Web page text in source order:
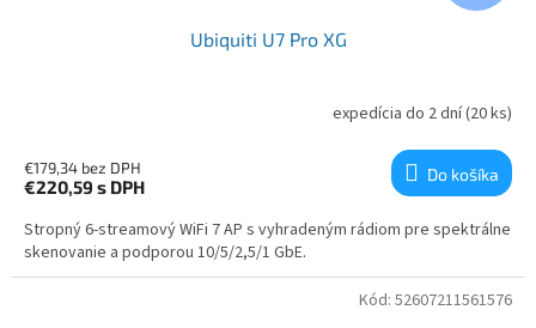
Ubiquiti U7 Pro XG
expedícia do 2 dní(20 ks)
€179,34 bez DPH
€220,59 s DPH
Do košíka
Stropný 6-streamový WiFi 7 AP s vyhradeným rádiom pre spektrálne
skenovanie a podporou 10/5/2,5/1 GbE.
Kód: 52607211561576